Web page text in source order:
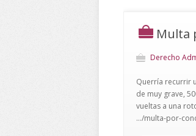
Multa
Derecho
Querría recurrir
de muy grave,
vueltas a una
.../multa-por-